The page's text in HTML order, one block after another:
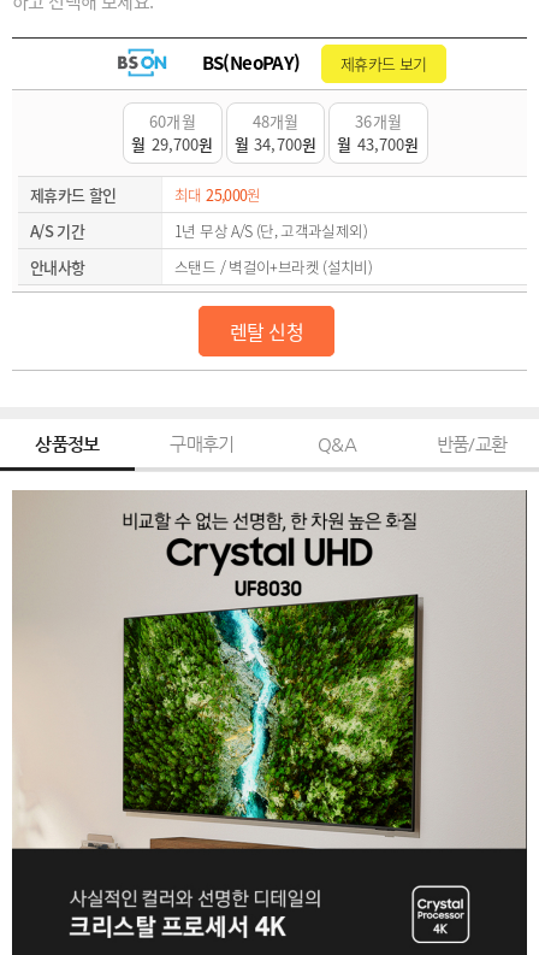
BS(NeoPAY) 제휴카드 보기
60개월
월 29,700원
48개월
월34,700원
36개월
월 43,700원
제휴카드 할인 최대25,000원
A/S 기간
1년 무상 A/S (단, 고객과실제외)
안내사항
스탠드 / 벽걸이+브라켓 (설치비)
렌탈 신청
상품정보 구매후기 Q&A 반품/교환